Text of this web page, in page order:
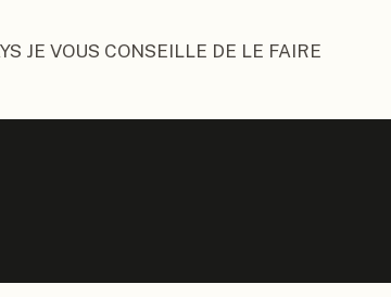
JE VOUS CONSEILLE DE LE FAIRE